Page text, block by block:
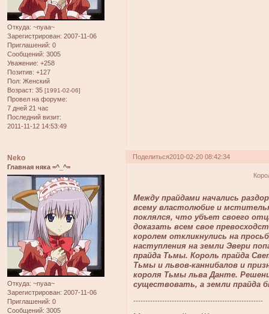
Откуда: ~nyaa~
Зарегистрирован: 2007-11-06
Приглашений: 0
Сообщений: 3005
Уважение: +258
Позитив: +127
Пол: Женский
Возраст: 35 [1991-02-06]
Провел на форуме:
7 дней 21 час
Последний визит:
2011-11-12 14:53:49
Поделиться2010-02-20 08:42:34
Neko
Главная няка =^_^=
Откуда: ~nyaa~
Зарегистрирован: 2007-11-06
Приглашений: 0
Сообщений: 3005
Между прайдами начались
всему властолюбие и
поклялся, что убъет своего
доказать всем свое
королем откликнулись на
наступления на земли Эвери
прайда Тьмы. Король прайда
Тьмы и львов-каннибалов и
короля Тьмы льва Данте.
существовать, а земли прайда
------------------------------------------------------